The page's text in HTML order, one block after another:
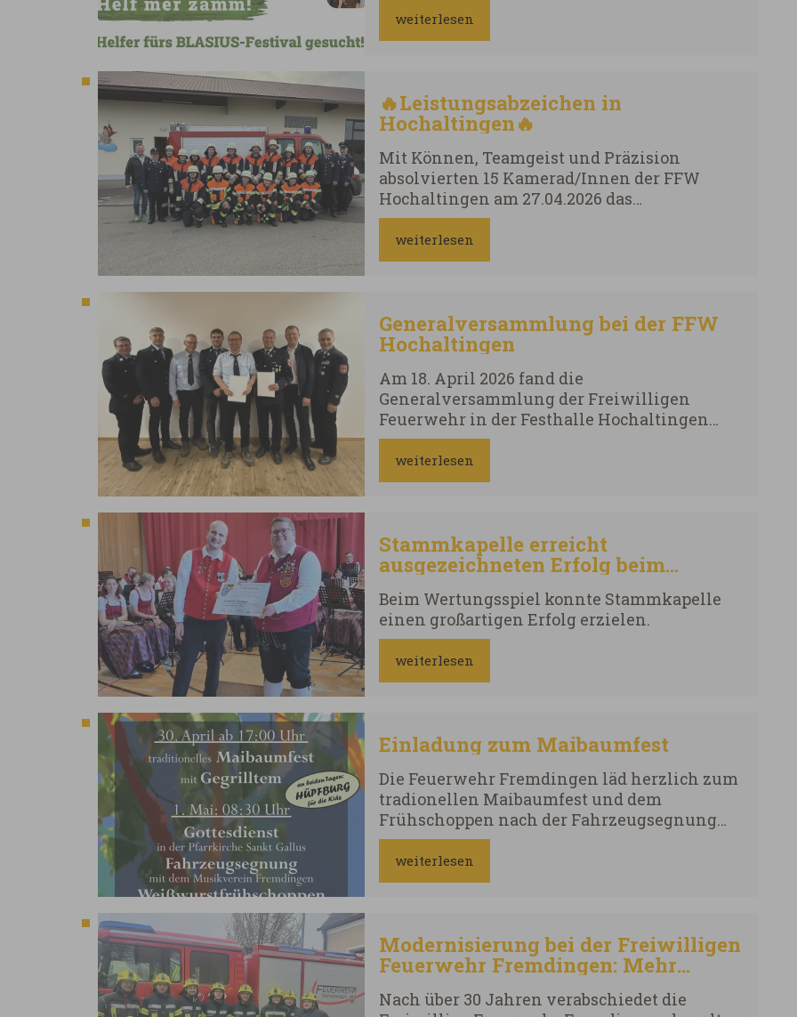
weiterlesen
🔥Leistungsabzeichen in
Hochaltingen🔥
Mit Können, Teamgeist und Präzision
absolvierten 15 Kamerad/Innen der FFW
Hochaltingen am 27.04.2026 das
Leistungsabzeichen. Bei dieser Übung zählt
jede Sekunde: Ein kompletter Löschangriff &
Saugleitung muss auf Zeit und fehlerfrei
weiterlesen
Generalversammlung bei der FFW
Hochaltingen
Am 18. April 2026 fand die
Generalversammlung der Freiwilligen
Feuerwehr in der Festhalle Hochaltingen
statt. Vorstand Heiko Deibler begrüßte 40
Anwesende, darunter KBM Schwager und
Bürgermeister Merkt. Nach dem
weiterlesen
Stammkapelle erreicht
ausgezeichneten Erfolg beim
Beim Wertungsspiel konnte Stammkapelle
einen großartigen Erfolg erzielen.
weiterlesen
Einladung zum Maibaumfest
Die Feuerwehr Fremdingen läd herzlich zum
tradionellen Maibaumfest und dem
Frühschoppen nach der Fahrzeugsegnung
ein.
weiterlesen
Modernisierung bei der Freiwilligen
Feuerwehr Fremdingen: Mehr
Nach über 30 Jahren verabschiedet die